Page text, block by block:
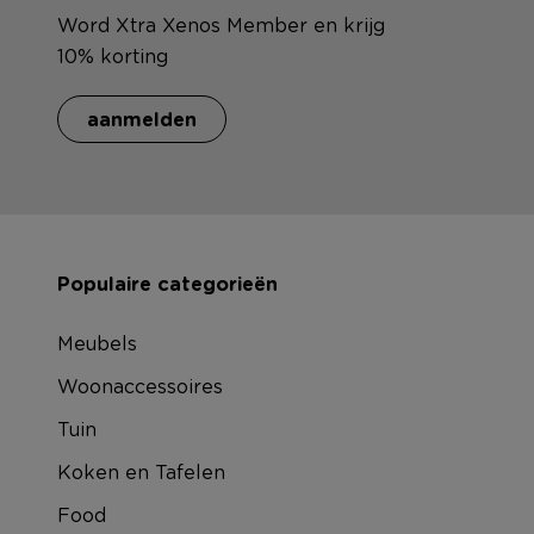
Word Xtra Xenos Member en krijg
10% korting
aanmelden
Populaire categorieën
Meubels
Woonaccessoires
Tuin
Koken en Tafelen
Food